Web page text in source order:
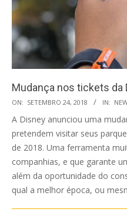
Mudança nos tickets da
2018-
09-
ON: SETEMBRO 24, 2018 IN:
A Disney anunciou uma
pretendem visitar seus
de 2018. Uma ferramenta
companhias, e que garante
além da oportunidade do
qual a melhor época, ou